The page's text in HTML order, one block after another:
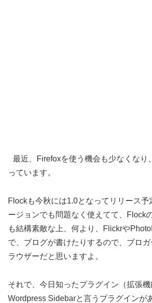
最近、Firefoxを使う機会も少なくなり
っています。
Flockも今秋には1.0となってリリース
ージョンでも問題なく使えてて、Flock
も結構素敵な上、何より、Flickrや
で、ブログが書けたりするので、ブロ
ラウザーだと思いますよ。
それで、今日知ったプラグイン（拡張機
Wordpress Sidebarと言うプラグインが